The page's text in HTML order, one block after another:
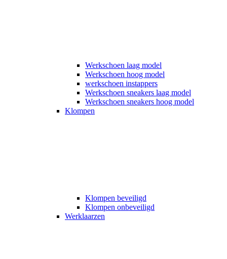
Werkschoen laag model
Werkschoen hoog model
werkschoen instappers
Werkschoen sneakers laag model
Werkschoen sneakers hoog model
Klompen
Klompen beveiligd
Klompen onbeveiligd
Werklaarzen